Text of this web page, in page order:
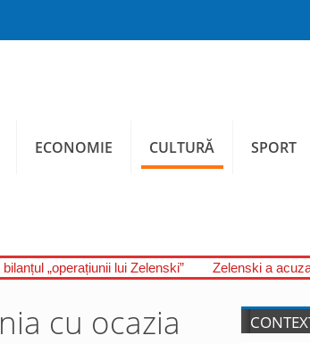
ECONOMIE CULTURĂ SPORT
„operațiunii lui Zelenski” Zelenski a
cu ocazia